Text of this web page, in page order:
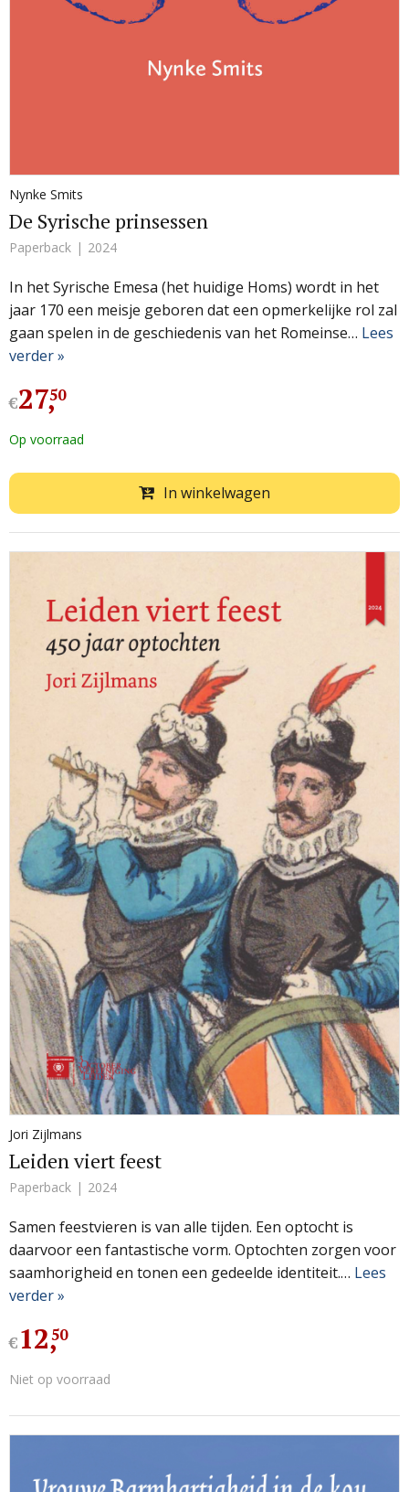
Nynke Smits
De Syrische prinsessen
Paperback 2024
In het Syrische Emesa (het huidige Homs) wordt in het
jaar 170 een meisje geboren dat een opmerkelijke rol zal
gaan spelen in de geschiedenis van het Romeinse… Lees
verder »
€27,
50
Op voorraad
In winkelwagen
Jori Zijlmans
Leiden viert feest
Paperback 2024
Samen feestvieren is van alle tijden. Een optocht is
daarvoor een fantastische vorm. Optochten zorgen voor
saamhorigheid en tonen een gedeelde identiteit.… Lees
verder »
€12,
50
Niet op voorraad